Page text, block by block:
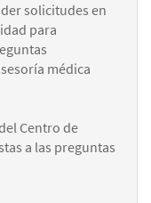
solicitudes en
para
médica
Centro de
a las preguntas